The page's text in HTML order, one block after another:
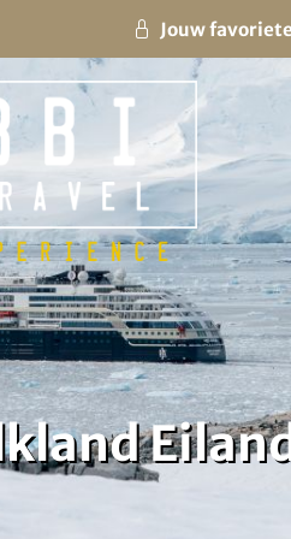
Jouw